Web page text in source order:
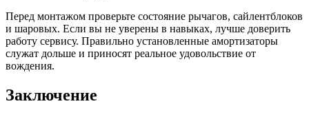
Перед монтажом проверьте состояние рычагов, сайлентблоков
и шаровых. Если вы не уверены в навыках, лучше доверить
работу сервису. Правильно установленные амортизаторы
служат дольше и приносят реальное удовольствие от
вождения.
Заключение